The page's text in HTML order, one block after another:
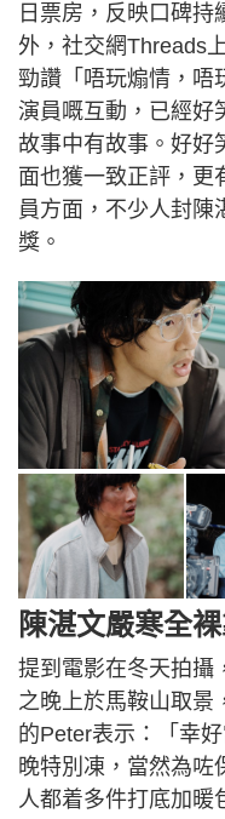
日票房，反映口碑
外，社交網Threads
勁讚「唔玩煽情，唔
演員嘅互動，已經好
故事中有故事。好好
面也獲一致正評，更
員方面，不少人封陳
獎。
陳湛文嚴寒全
提到電影在冬天拍攝
之晚上於馬鞍山取景
的Peter表示：「幸
晚特別凍，當然為咗
人都着多件打底加暖